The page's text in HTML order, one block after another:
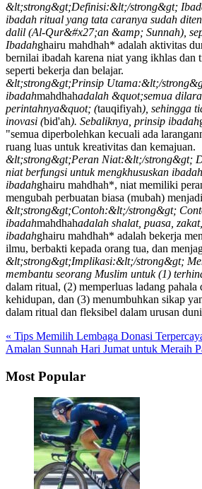
&lt;strong&gt;Definisi:&lt;/strong&gt;
ibadah ritual yang tata caranya sudah
dalil (Al-Qur&#x27;an &amp; Sunnah),
Ibadahghairu mahdhah* adalah aktivitas
bernilai ibadah karena niat yang ikhlas dan
seperti bekerja dan belajar.
&lt;strong&gt;Prinsip Utama:&lt;/
ibadahmahdhahadalah &quot;semua
perintahnya&quot; (tauqifiyah), sehingga
inovasi (bid'ah). Sebaliknya, prinsip ibadah
"semua diperbolehkan kecuali ada
ruang luas untuk kreativitas dan kemajuan.
&lt;strong&gt;Peran Niat:&lt;/strong&gt;
niat berfungsi untuk mengkhususkan
ibadahghairu mahdhah*, niat memiliki
mengubah perbuatan biasa (mubah)
&lt;strong&gt;Contoh:&lt;/strong&gt;
ibadahmahdhahadalah shalat, puasa,
ibadahghairu mahdhah* adalah bekerja
ilmu, berbakti kepada orang tua, dan
&lt;strong&gt;Implikasi:&lt;/strong&gt;
membantu seorang Muslim untuk (1)
dalam ritual, (2) memperluas ladang pahala
kehidupan, dan (3) menumbuhkan sikap
dalam ritual dan fleksibel dalam urusan
« Tips Memilih Lembaga Donasi
Amalan Sunnah Hari Jumat untuk Meraih
Most Popular